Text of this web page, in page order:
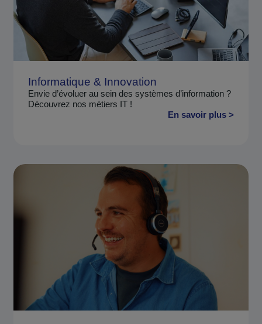
Informatique & Innovation
Envie d’évoluer au sein des systèmes d’information ?
Découvrez nos métiers IT !
En savoir plus >